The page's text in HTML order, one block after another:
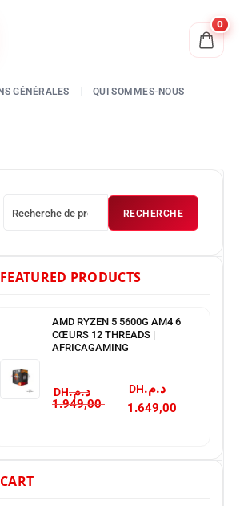
0
RECHERCHE
FEATURED PRODUCTS
AMD RYZEN 5 5600G AM4 6
CŒURS 12 THREADS |
AFRICAGAMING
د.م.
1.949,00
د.م.
CART